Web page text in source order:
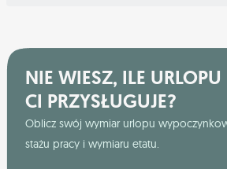
NIE WIESZ, ILE URLOPU
CI PRZYSŁUGUJE?
Oblicz swój wymiar urlopu
stażu pracy i wymiaru etatu.